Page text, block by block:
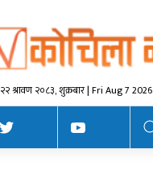
२२ श्रावण २०८३, शुक्रबार | Fri Aug 7 2026